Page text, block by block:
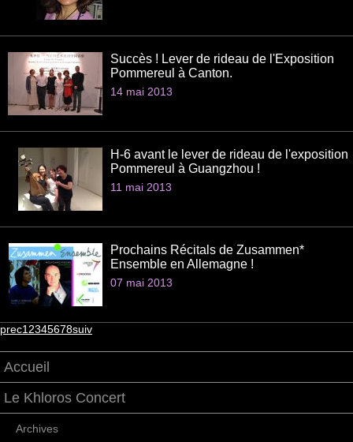
Succès ! Lever de rideau de l'Exposition
Pommereul à Canton.
14 mai 2013
H-6 avant le lever de rideau de l'exposition
Pommereul à Guangzhou !
11 mai 2013
Prochains Récitals de Zusammen*
Ensemble en Allemagne !
07 mai 2013
prec1 2345678suiv
Accueil
Le Khloros Concert
Archives